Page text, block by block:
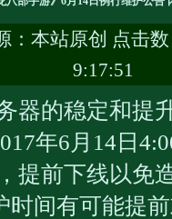
：本站原创 点击
9:17:51
的稳定和提
年6月14日
提前下线以免
时间有可能提